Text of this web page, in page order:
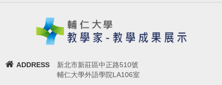
ADDRESS
新北市新莊區中正路510號
輔仁大學外語學院LA106室